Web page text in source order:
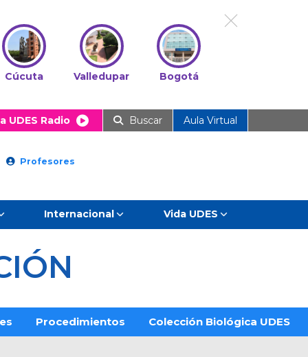
Cúcuta Valledupar Bogotá
UDES Radio Buscar Aula Virtual
Profesores
Internacional Vida UDES
Procedimientos Colección Biológica UDES